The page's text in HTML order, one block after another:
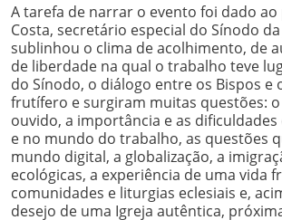
A tarefa de narrar o evento foi dado
Costa, secretário especial do Sínodo
sublinhou o clima de acolhimento, de
de liberdade na qual o trabalho teve
do Sínodo, o diálogo entre os Bispos e
frutífero e surgiram muitas questões:
ouvido, a importância e as dificuldades
e no mundo do trabalho, as questões
mundo digital, a globalização, a
ecológicas, a experiência de uma vida
comunidades e liturgias eclesiais e,
desejo de uma Igreja autêntica,